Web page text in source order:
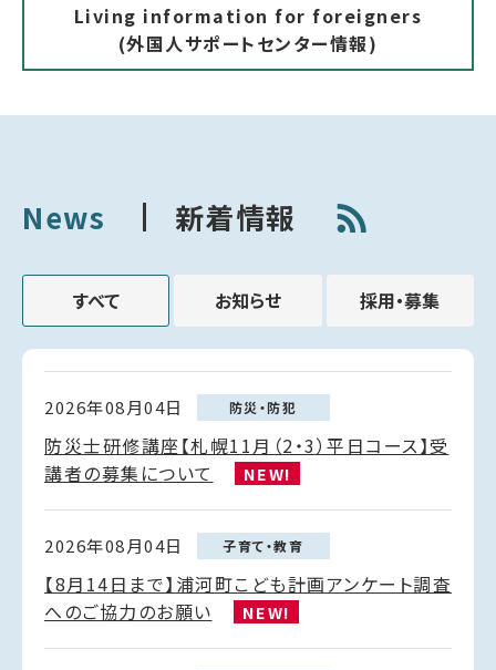
Living information for foreigners
(外国人サポートセンター情報)
News 新着情報
すべて お知らせ 採用・募集
2026年08月04日 防災・防犯
防災士研修講座【札幌11月（2・3）平日コース】受
講者の募集について
NEW!
2026年08月04日 子育て・教育
【8月14日まで】浦河町こども計画アンケート調査
へのご協力のお願い
NEW!